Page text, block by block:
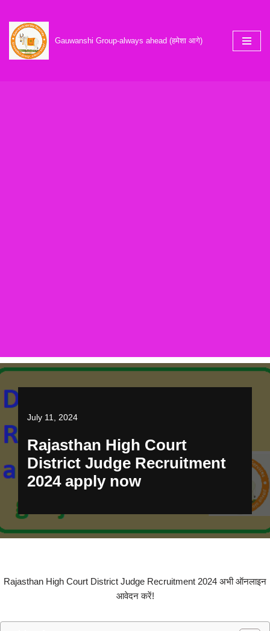
Skip
to
content
Gauwanshi Group-always ahead (हमेशा आगे)
July 11, 2024
Rajasthan High Court
District Judge Recruitment
2024 apply now
Rajasthan High Court District Judge Recruitment 2024 अभी ऑनलाइन
आवेदन करें!